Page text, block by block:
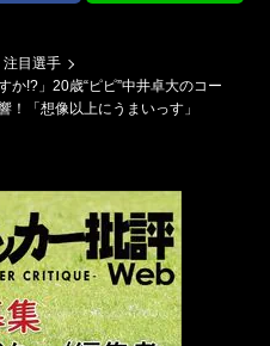
注目選手
か!?」20歳“ピピ”中井卓大のコー
！「想像以上にうまいっす」